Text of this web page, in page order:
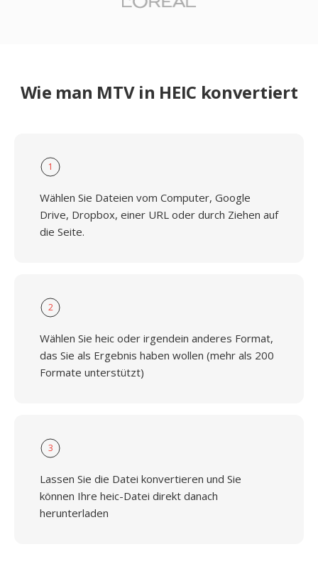
Wie man MTV in HEIC konvertiert
1
Wählen Sie Dateien vom Computer, Google
Drive, Dropbox, einer URL oder durch Ziehen auf
die Seite.
2
Wählen Sie heic oder irgendein anderes Format,
das Sie als Ergebnis haben wollen (mehr als 200
Formate unterstützt)
3
Lassen Sie die Datei konvertieren und Sie
können Ihre heic-Datei direkt danach
herunterladen